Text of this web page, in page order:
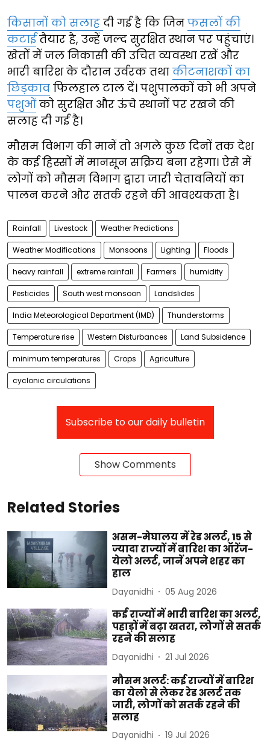
किसानों को सलाह दी गई है कि जिन फसलों की
कटाईतैयार है, उन्हें जल्द सुरक्षित स्थान पर पहुंचाएं।
खेतों में जल निकासी की उचित व्यवस्था रखें और
भारी बारिश के दौरान उर्वरक तथा कीटनाशकों का
छिड़काव फिलहाल टाल दें। पशुपालकों को भी अपने
पशुओंको सुरक्षित और ऊंचे स्थानों पर रखने की
सलाह दी गई है।
मौसम विभाग की मानें तो अगले कुछ दिनों तक देश
के कई हिस्सों में मानसून सक्रिय बना रहेगा। ऐसे में
लोगों को मौसम विभाग द्वारा जारी चेतावनियों का
पालन करने और सतर्क रहने की आवश्यकता है।
Rainfall Livestock Weather Predictions
Weather Modifications Monsoons Lighting Floods
heavy rainfall extreme rainfall Farmers humidity
Pesticides South west monsoon Landslides
India Meteorological Department (IMD) Thunderstorms
Temperature rise Western Disturbances Land Subsidence
minimum temperatures Crops Agriculture
cyclonic circulations
Subscribe to our daily bulletin
Show Comments
Related Stories
असम-मेघालय में रेड अलर्ट, 15 से
ज्यादा राज्यों में बारिश का ऑरेंज-
येलो अलर्ट, जानें अपने शहर का
हाल
Dayanidhi 05 Aug 2026
कई राज्यों में भारी बारिश का अलर्ट,
पहाड़ों में बढ़ा खतरा, लोगों से सतर्क
रहने की सलाह
Dayanidhi 21 Jul 2026
मौसम अलर्ट: कई राज्यों में बारिश
का येलो से लेकर रेड अलर्ट तक
जारी, लोगों को सतर्क रहने की
सलाह
Dayanidhi 19 Jul 2026